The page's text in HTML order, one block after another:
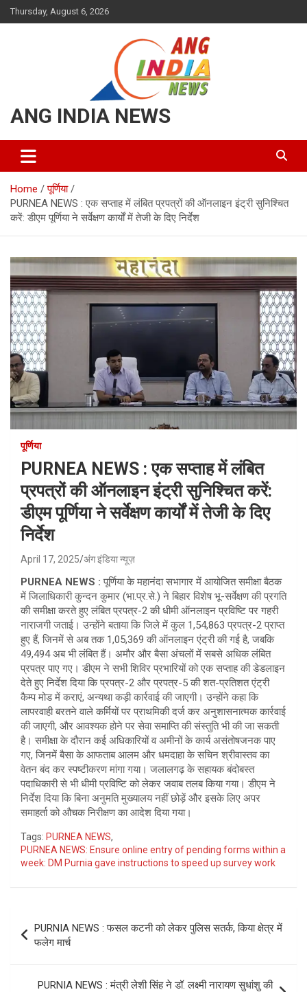
Skip
to
Thursday, August 6, 2026
ANG INDIA NEWS
Home
पूर्णिया
PURNEA NEWS : एक सप्ताह में लंबित प्रपत्रों की ऑनलाइन इंट्री सुनिश्चित
करें: डीएम पूर्णिया ने सर्वेक्षण कार्यों में तेजी के दिए निर्देश
पूर्णिया
PURNEA NEWS : एक सप्ताह में लंबित
प्रपत्रों की ऑनलाइन इंट्री सुनिश्चित करें:
डीएम पूर्णिया ने सर्वेक्षण कार्यों में तेजी के दिए
निर्देश
April 17, 2025 अंग इंडिया न्यूज़
PURNEA NEWS :पूर्णिया के महानंदा सभागार में आयोजित समीक्षा बैठक
में जिलाधिकारी कुन्दन कुमार (भा.प्र.से.) ने बिहार विशेष भू-सर्वेक्षण की प्रगति
की समीक्षा करते हुए लंबित प्रपत्र-2 की धीमी ऑनलाइन प्रविष्टि पर गहरी
नाराजगी जताई। उन्होंने बताया कि जिले में कुल 1,54,863 प्रपत्र-2 प्राप्त
हुए हैं, जिनमें से अब तक 1,05,369 की ऑनलाइन एंट्री की गई है, जबकि
49,494 अब भी लंबित हैं। अमौर और बैसा अंचलों में सबसे अधिक लंबित
प्रपत्र पाए गए। डीएम ने सभी शिविर प्रभारियों को एक सप्ताह की डेडलाइन
देते हुए निर्देश दिया कि प्रपत्र-2 और प्रपत्र-5 की शत-प्रतिशत एंट्री
कैम्प मोड में कराएं, अन्यथा कड़ी कार्रवाई की जाएगी। उन्होंने कहा कि
लापरवाही बरतने वाले कर्मियों पर प्राथमिकी दर्ज कर अनुशासनात्मक कार्रवाई
की जाएगी, और आवश्यक होने पर सेवा समाप्ति की संस्तुति भी की जा सकती
है। समीक्षा के दौरान कई अधिकारियों व अमीनों के कार्य असंतोषजनक पाए
गए, जिनमें बैसा के आफताब आलम और धमदाहा के सचिन श्रीवास्तव का
वेतन बंद कर स्पष्टीकरण मांगा गया। जलालगढ़ के सहायक बंदोबस्त
पदाधिकारी से भी धीमी प्रविष्टि को लेकर जवाब तलब किया गया। डीएम ने
निर्देश दिया कि बिना अनुमति मुख्यालय नहीं छोड़ें और इसके लिए अपर
समाहर्ता को औचक निरीक्षण का आदेश दिया गया।
Tags: PURNEA NEWS,
PURNEA NEWS: Ensure online entry of pending forms within a
week: DM Purnia gave instructions to speed up survey work
navigation
PURNIA NEWS : फसल कटनी को लेकर पुलिस सतर्क, किया क्षेत्र में
फलेग मार्च
PURNIA NEWS : मंत्री लेशी सिंह ने डॉ. लक्ष्मी नारायण सुधांशु की